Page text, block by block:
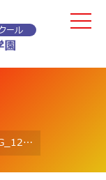
ール
IMG_1288